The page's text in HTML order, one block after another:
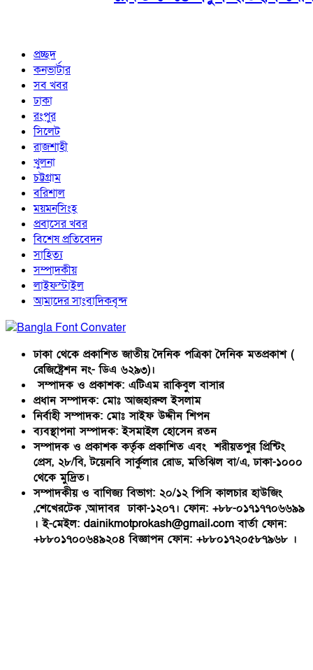
প্রচ্ছদ
কনভার্টার
সব খবর
ঢাকা
রংপুর
সিলেট
রাজশাহী
খুলনা
চট্টগ্রাম
বরিশাল
ময়মনসিংহ
প্রবাসের খবর
বিশেষ প্রতিবেদন
সাহিত্য
সম্পাদকীয়
লাইফস্টাইল
আমাদের সাংবাদিকবৃন্দ
ঢাকা থেকে প্রকাশিত জাতীয় দৈনিক পত্রিকা দৈনিক মতপ্রকাশ (
রেজিষ্ট্রেশন নং- ডিএ ৬২৯৩)।
সম্পাদক ও প্রকাশক: এটিএম রাকিবুল বাসার
প্রধান সম্পাদক: মোঃ আজহারুল ইসলাম
নির্বাহী সম্পাদক: মোঃ সাইফ উদ্দীন শিপন
ব্যবস্থাপনা সম্পাদক: ইসমাইল হোসেন রতন
সম্পাদক ও প্রকাশক কর্তৃক প্রকাশিত এবং শরীয়তপুর প্রিন্টিং
প্রেস, ২৮/বি, টয়েনবি সার্কুলার রোড, মতিঝিল বা/এ, ঢাকা-১০০০
থেকে মুদ্রিত।
সম্পাদকীয় ও বাণিজ্য বিভাগ: ২০/১২ পিসি কালচার হাউজিং
,শেখেরটেক ,আদাবর ঢাকা-১২০৭। ফোন: +৮৮-০১৭১৭৭০৬৬৯৯
। ই-মেইল: dainikmotprokash@gmail.com বার্তা ফোন:
+৮৮০১৭০০৬৪৯২০৪ বিজ্ঞাপন ফোন: +৮৮০১৭২০৫৮৭৯৬৮ ।